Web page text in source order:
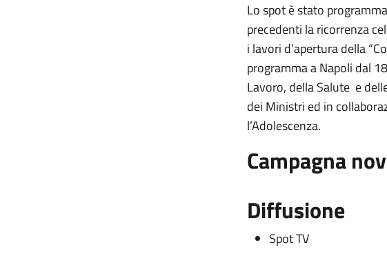
Lo spot è stato
precedenti la ricorrenza
i lavori d’apertura della
programma a Napoli dal
Lavoro, della Salute e
dei Ministri ed in
l’Adolescenza.
Campagna
Diffusione
Spot TV